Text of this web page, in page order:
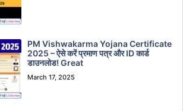
PM Vishwakarma Yojana Certificate
2025 – ऐसे करें प्रमाण पत्र और ID कार्ड
डाउनलोड! Great
March 17, 2025